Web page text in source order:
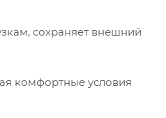
сохраняет внешний
комфортные условия